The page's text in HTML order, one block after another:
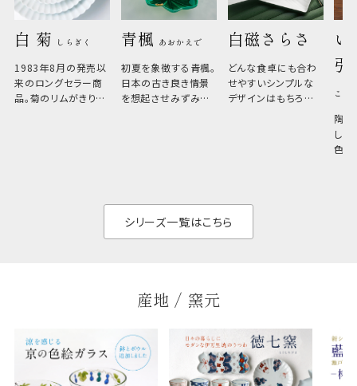
白 菊 しらぎく
1983年8月の発売以
来のロングセラー商
品。菊のリムがきりっ
青楓 あおかえで
初夏を象徴する青楓。
日本の古き良き情景
を想起させみずみず
白磁さらさ
どんな食卓にも合わ
せやすいシンプルな
デザインはもちろん、
い
こひ
陶器
しい
色の
シリーズ一覧はこちら
産地 / 窯元